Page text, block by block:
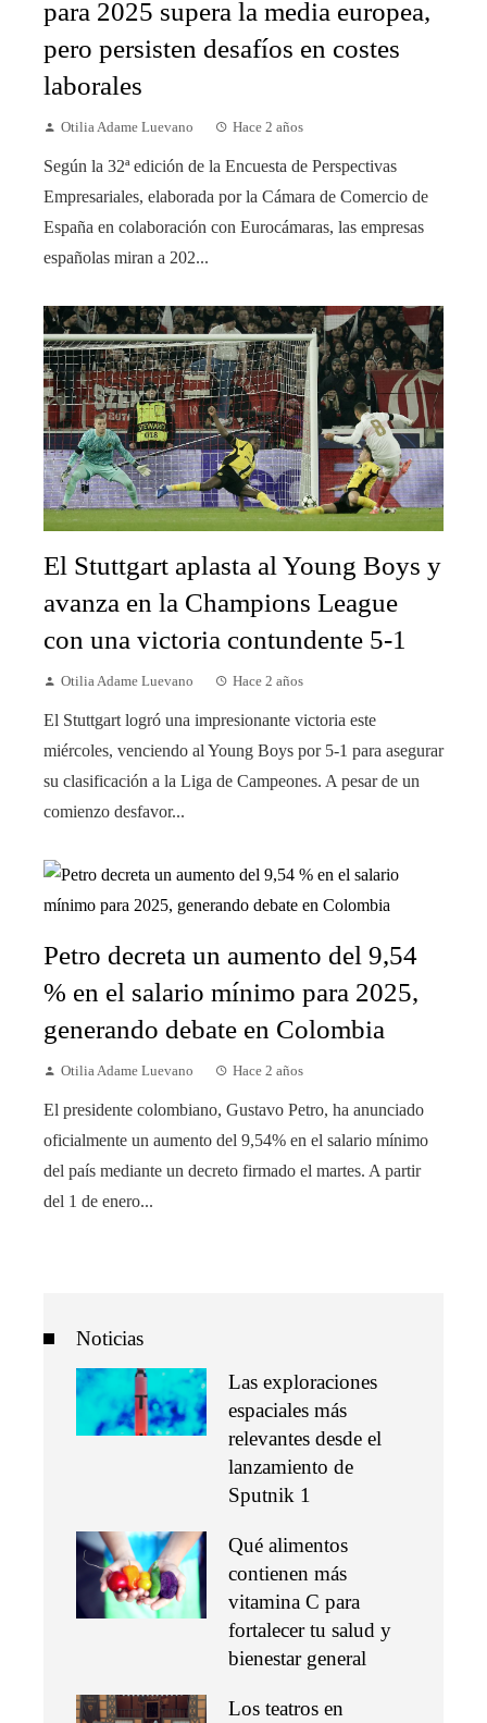
para 2025 supera la media europea,
pero persisten desafíos en costes
laborales
Otilia Adame Luevano Hace 2 años
Según la 32ª edición de la Encuesta de Perspectivas
Empresariales, elaborada por la Cámara de Comercio de
España en colaboración con Eurocámaras, las empresas
españolas miran a 202...
El Stuttgart aplasta al Young Boys y
avanza en la Champions League
con una victoria contundente 5-1
Otilia Adame Luevano Hace 2 años
El Stuttgart logró una impresionante victoria este
miércoles, venciendo al Young Boys por 5-1 para asegurar
su clasificación a la Liga de Campeones. A pesar de un
comienzo desfavor...
Petro decreta un aumento del 9,54
% en el salario mínimo para 2025,
generando debate en Colombia
Otilia Adame Luevano Hace 2 años
El presidente colombiano, Gustavo Petro, ha anunciado
oficialmente un aumento del 9,54% en el salario mínimo
del país mediante un decreto firmado el martes. A partir
del 1 de enero...
Noticias
Las exploraciones
espaciales más
relevantes desde el
lanzamiento de
Sputnik 1
Qué alimentos
contienen más
vitamina C para
fortalecer tu salud y
bienestar general
Los teatros en